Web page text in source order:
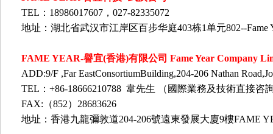
TEL：18986017607，027-82335072
地址：湖北省武汉市江岸区百步华庭403栋1单元802--Fame
FAME YEAR-譽宜(香港)有限公司 Fame Year Company
ADD:9/F ,Far EastConsortiumBuilding,204-206 Nathan
TEL：+86-18666210788 韋先生 （國際業務及技術直接咨
FAX:（852）28683626
地址：香港九龍彌敦道204-206號遠東發展大廈9樓FAME